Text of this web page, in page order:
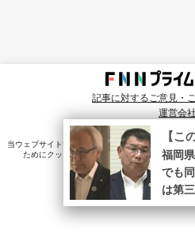
記事に対するご意見・
運営会
© Fuji News Network, Inc.
当ウェブサイトでは、ユーザのニーズ・興味・関⼼
ためにクッキーを使⽤しています。詳細は、プ
【こ
福岡
でも
は第